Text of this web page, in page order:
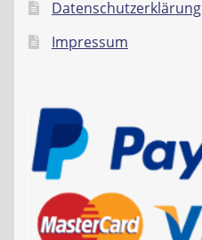
Datenschutzerklärung
Impressum